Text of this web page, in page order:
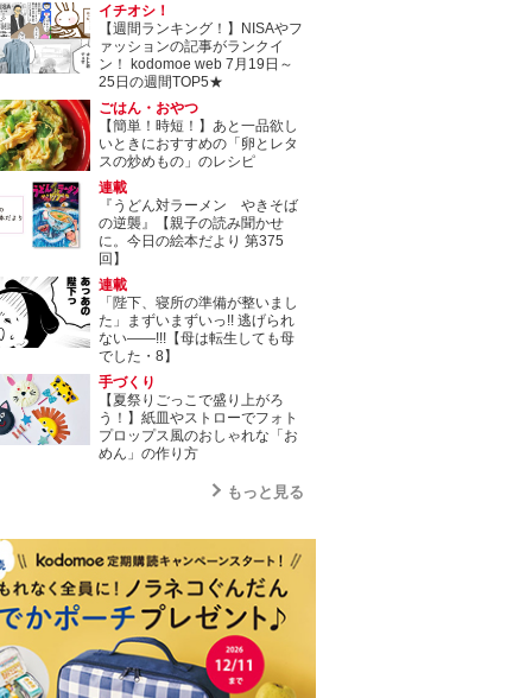
イチオシ！
【週間ランキング！】NISAやフ
ァッションの記事がランクイ
ン！ kodomoe web 7月19日～
25日の週間TOP5★
ごはん・おやつ
【簡単！時短！】あと一品欲し
いときにおすすめの「卵とレタ
スの炒めもの」のレシピ
連載
『うどん対ラーメン やきそば
の逆襲』【親子の読み聞かせ
に。今日の絵本だより 第375
回】
連載
「陛下、寝所の準備が整いまし
た」まずいまずいっ!! 逃げられ
ない――!!!【母は転生しても母
でした・8】
手づくり
【夏祭りごっこで盛り上がろ
う！】紙皿やストローでフォト
プロップス風のおしゃれな「お
めん」の作り方
もっと見る